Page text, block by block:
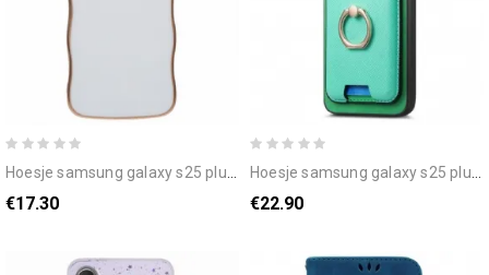
hoesje samsung galaxy s25 plus 5g hart en golvende randen bescherming hoesje
€17.30
hoesje samsung galaxy s25 plus 5g afneembare magnetische kaarthouder bescherming hoesje
€22.90